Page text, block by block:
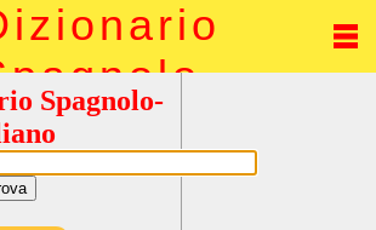
Spagnolo-